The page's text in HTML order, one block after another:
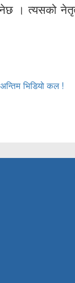
। त्यसको
भिडियो कल !